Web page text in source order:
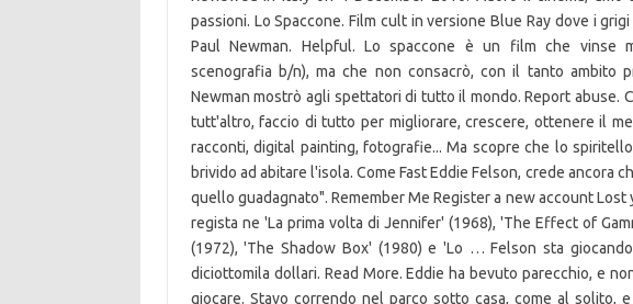
passioni. Lo Spaccone. Film cult in versione Blue Ray dove i
Paul Newman. Helpful. Lo spaccone è un film che vinse
scenografia b/n), ma che non consacrò, con il tanto ambito
Newman mostrò agli spettatori di tutto il mondo. Report abuse.
tutt'altro, faccio di tutto per migliorare, crescere, ottenere il
racconti, digital painting, fotografie... Ma scopre che lo
brivido ad abitare l'isola. Come Fast Eddie Felson, crede ancora
quello guadagnato". Remember Me Register a new account
regista ne 'La prima volta di Jennifer' (1968), 'The Effect of
(1972), 'The Shadow Box' (1980) e 'Lo … Felson sta
diciottomila dollari. Read More. Eddie ha bevuto parecchio, e
giocare. Stavo correndo nel parco sotto casa, come al solito,